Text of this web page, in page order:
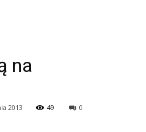
na
2013 49 0